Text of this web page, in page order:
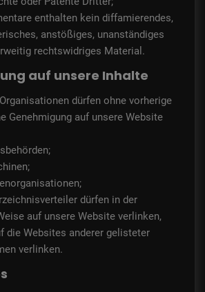
enthalten kein diffamierendes,
anstößiges, unanständiges
rechtswidriges Material.
auf unsere Inhalte
dürfen ohne vorherige
Genehmigung auf unsere Website
dürfen in der
auf unsere Website verlinken,
die Websites anderer gelisteter
verlinken.